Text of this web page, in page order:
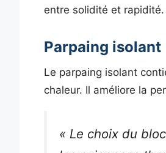
entre solidité et rapidité.
Parpaing isolant
Le parpaing isolant
chaleur. Il améliore la
« Le choix du